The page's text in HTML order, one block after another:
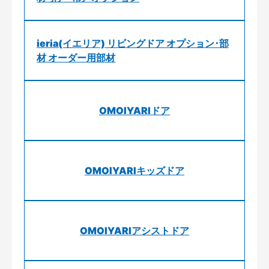
ieria(イエリア) リビングドア オプション･部
材 オーダー用部材
OMOIYARIドア
OMOIYARIキッズドア
OMOIYARIアシストドア